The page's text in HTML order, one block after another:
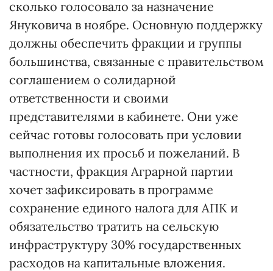
сколько голосовало за назначение
Януковича в ноябре. Основную поддержку
должны обеспечить фракции и группы
большинства, связанные с правительством
соглашением о солидарной
ответственности и своими
представителями в кабинете. Они уже
сейчас готовы голосовать при условии
выполнения их просьб и пожеланий. В
частности, фракция Аграрной партии
хочет зафиксировать в программе
сохранение единого налога для АПК и
обязательство тратить на сельскую
инфраструктуру 30% государственных
расходов на капитальные вложения.